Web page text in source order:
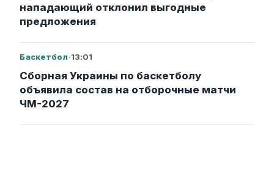
нападающий отклонил выгодные
предложения
Баскетбол·13:01
Сборная Украины по баскетболу
объявила состав на отборочные матчи
ЧМ-2027